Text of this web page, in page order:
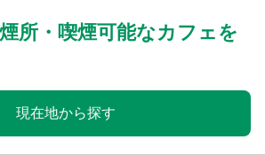
所・喫煙可能なカフェを
現在地から探す